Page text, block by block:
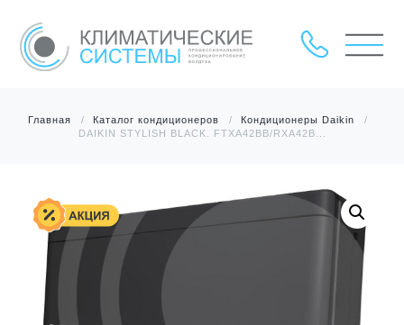
Главная Каталог кондиционеров
Кондиционеры Daikin
DAIKIN STYLISH BLACK. FTXA42BB/RXA42B...